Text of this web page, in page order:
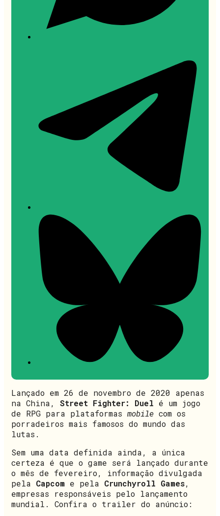
Lançado em 26 de novembro de 2020 apenas
na China, Street Fighter: Duel é um jogo
de RPG para plataformas mobile com os
porradeiros mais famosos do mundo das
lutas.
Sem uma data definida ainda, a única
certeza é que o game será lançado durante
o mês de fevereiro, informação divulgada
pela Capcom e pela Crunchyroll Games,
empresas responsáveis pelo lançamento
mundial. Confira o trailer do anúncio: